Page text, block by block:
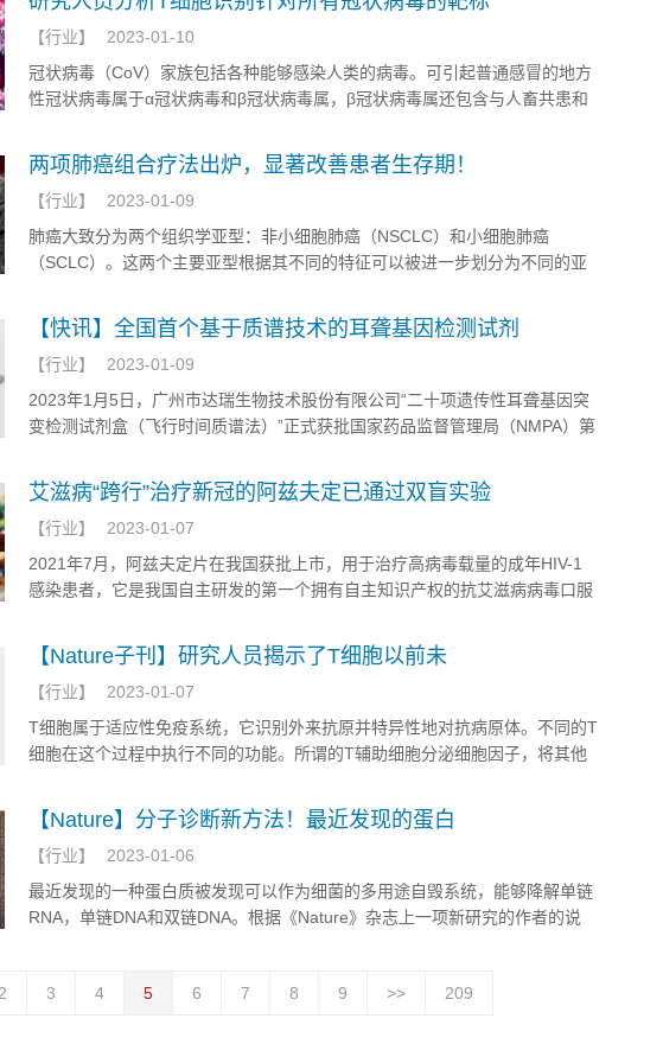
自世界各地的Biotech公司，会议迎来了550多家企业。其中包括多家中国新药
研发公司。
【行业】
2023-01-10
冠状病毒（CoV）家族包括各种能够感染人类的病毒。可引起普通感冒的地方
性冠状病毒属于α冠状病毒和β冠状病毒属，β冠状病毒属还包含与人畜共患和
merbecoCoV（MERS-CoV）。因此，有必要探索泛冠状病毒疫苗概念，以提
供适应性免疫保护，以应对新的潜在冠状病毒爆发，特别是在β冠状病毒亚谱
系的背景下。
两项肺癌组合疗法出炉，显著改善患者生存期！
【行业】
2023-01-09
肺癌大致分为两个组织学亚型：非小细胞肺癌（NSCLC）和小细胞肺癌
（SCLC）。这两个主要亚型根据其不同的特征可以被进一步划分为不同的亚
用靶向治疗。此外，免疫疗法在肺癌的治疗中应用也越来越广泛。
【快讯】全国首个基于质谱技术的耳聋基因检测试剂
【行业】
2023-01-09
2023年1月5日，广州市达瑞生物技术股份有限公司“二十项遗传性耳聋基因突
变检测试剂盒（飞行时间质谱法）”正式获批国家药品监督管理局（NMPA）第
艾滋病“跨行”治疗新冠的阿兹夫定已通过双盲实验
【行业】
2023-01-07
2021年7月，阿兹夫定片在我国获批上市，用于治疗高病毒载量的成年HIV-1
感染患者，它是我国自主研发的第一个拥有自主知识产权的抗艾滋病病毒口服
病毒具有相似的作用机制。
【Nature子刊】研究人员揭示了T细胞以前未
【行业】
2023-01-07
T细胞属于适应性免疫系统，它识别外来抗原并特异性地对抗病原体。不同的T
细胞在这个过程中执行不同的功能。所谓的T辅助细胞分泌细胞因子，将其他
炎症。更好地了解这些机制有助于开发针对病原体或自身免疫性疾病的治疗方
法。
【Nature】分子诊断新方法！最近发现的蛋白
【行业】
2023-01-06
最近发现的一种蛋白质被发现可以作为细菌的多用途自毁系统，能够降解单链
RNA，单链DNA和双链DNA。根据《Nature》杂志上一项新研究的作者的说
寨卡。
3 4 5 6 7 8 9 >> 209